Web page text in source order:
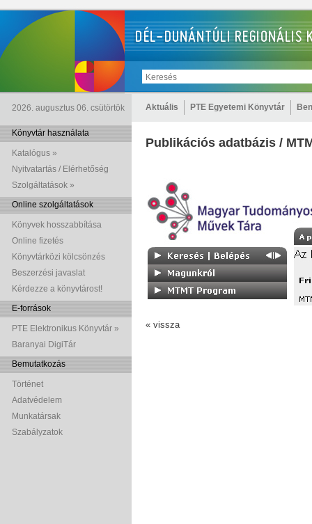
2026. augusztus 06. csütörtök Aktuális PTE Egyetemi Könyvtár
Könyvtár használata
Katalógus »
Nyitvatartás / Elérhetőség
Szolgáltatások »
Online szolgáltatások
Könyvek hosszabbítása
Online fizetés
Könyvtárközi kölcsönzés
Beszerzési javaslat
Kérdezze a könyvtárost!
E-források
PTE Elektronikus Könyvtár »
Baranyai DigiTár
Bemutatkozás
Történet
Adatvédelem
Munkatársak
Szabályzatok
Publikációs adatbázis /
« vissza